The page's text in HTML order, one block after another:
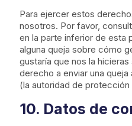
Para ejercer estos
nosotros. Por favor,
en la parte inferior de esta
alguna queja sobre cómo
gustaría que nos la
derecho a enviar una
(la autoridad de
10. Datos de